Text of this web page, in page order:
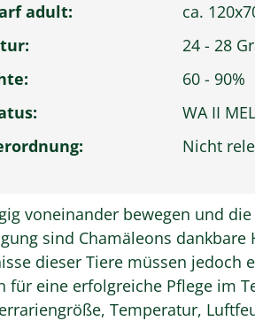
adult:
ca.
24 - 28
60 - 90%
WA II
Nicht
voneinander bewegen und
sind Chamäleons
dieser Tiere müssen
eine erfolgreiche Pflege im
Temperatur,